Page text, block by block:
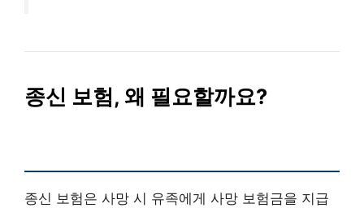
종신 보험, 왜 필요할까요?
종신 보험은 사망 시 유족에게 사망 보험금을 지급